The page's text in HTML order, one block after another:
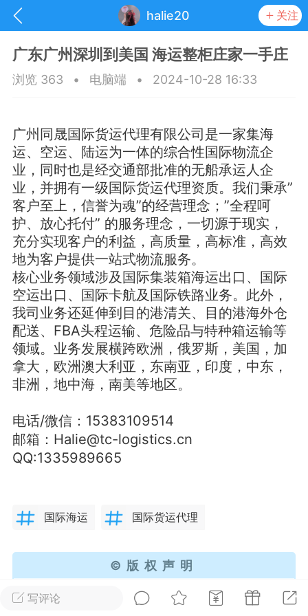
halie20 关注
每日任务 签到有奖
华人资讯
阅读洛杉矶新闻
华人论坛
加入社区交流
华人社区信息发布规范》
民宿短租 房屋买卖 商铺转让
写评论
广东广州深圳到美国 海运整柜庄家一手庄
浏览 363 • 电脑端 • 2024-10-28 16:33
广州同晟国际货运代理有限公司是一家集海
运、空运、陆运为一体的综合性国际物流企
业，同时也是经交通部批准的无船承运人企
业，并拥有一级国际货运代理资质。我们秉承”
客户至上，信誉为魂”的经营理念；”全程呵
护、放心托付” 的服务理念，一切源于现实，
充分实现客户的利益，高质量，高标准，高效
地为客户提供一站式物流服务。
核心业务领域涉及国际集装箱海运出口、国际
空运出口、国际卡航及国际铁路业务。此外，
我司业务还延伸到目的港清关、目的港海外仓
配送、FBA头程运输、危险品与特种箱运输等
领域。业务发展横跨欧洲，俄罗斯，美国，加
拿大，欧洲澳大利亚，东南亚，印度，中东，
非洲，地中海，南美等地区。
电话/微信：15383109514
邮箱：Halie@tc-logistics.cn
QQ:1335989665
国际海运 国际货运代理
©版权声明
1、本贴由 发布，如有侵权请 联系我们
删除；